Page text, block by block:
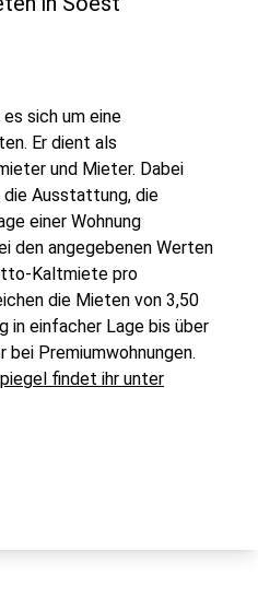
sich um eine
Er dient als
und Mieter. Dabei
die Ausstattung, die
einer Wohnung
den angegebenen Werten
Kaltmiete pro
die Mieten von 3,50
in einfacher Lage bis über
bei Premiumwohnungen.
findet ihr unter